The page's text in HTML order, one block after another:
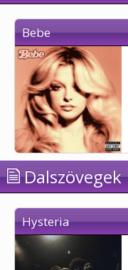
Bebe
Dalszövegek
Hysteria